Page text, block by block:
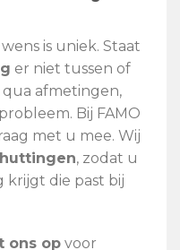
is uniek. Staat
er niet tussen of
afmetingen,
Bij FAMO
met u mee. Wij
, zodat u
krijgt die past bij
ons op voor